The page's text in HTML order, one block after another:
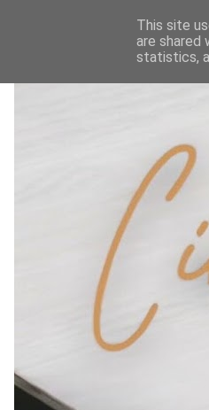
This site
are shared
statistics,